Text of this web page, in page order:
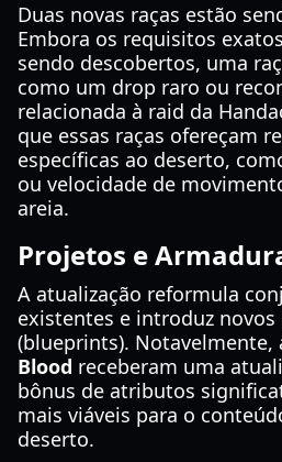
Duas novas raças estão
Embora os requisitos
sendo descobertos, uma
como um drop raro ou
relacionada à raid da
que essas raças ofereçam
específicas ao deserto,
ou velocidade de
areia.
Projetos e
A atualização reformula
existentes e introduz
(blueprints). Notavelmente,
Blood receberam uma
bônus de atributos
mais viáveis para o
deserto.